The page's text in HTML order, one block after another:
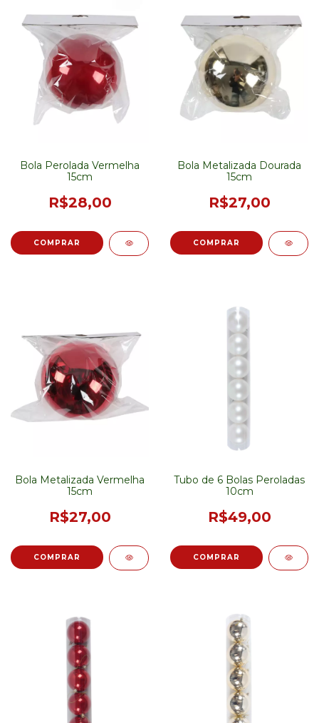
Bola Perolada Vermelha
15cm
R$28,00
Bola Metalizada Dourada
15cm
R$27,00
Bola Metalizada Vermelha
15cm
R$27,00
Tubo de 6 Bolas Peroladas
10cm
R$49,00